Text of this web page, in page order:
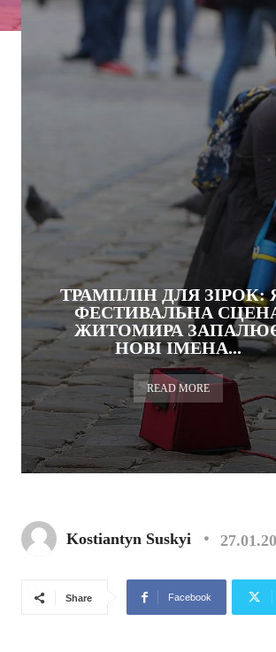
ТРАМПЛІН ДЛЯ ЗІРОК:
ФЕСТИВАЛЬНА
ЖИТОМИРА
НОВІ ІМЕНА...
READ MORE
Kostiantyn Suskyi
Share Facebook